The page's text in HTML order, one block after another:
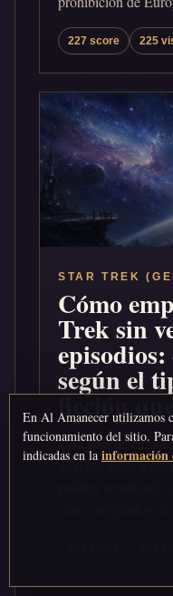
227 score 225
STAR TREK
Cómo
Trek sin
según el
ficción
Una guía de
total por rutas
En Al Amanecer utilizamos
funcionamiento del sitio.
indicadas en la información